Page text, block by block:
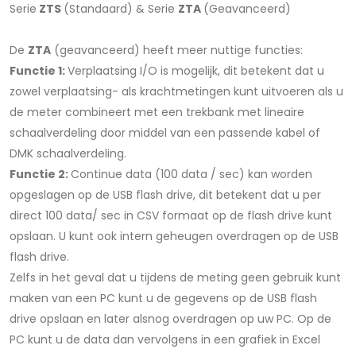
Serie ZTS (Standaard) & Serie ZTA (Geavanceerd)
De ZTA (geavanceerd) heeft meer nuttige functies:
Functie 1:Verplaatsing I/O is mogelijk, dit betekent dat u
zowel verplaatsing- als krachtmetingen kunt uitvoeren als u
de meter combineert met een trekbank met lineaire
schaalverdeling door middel van een passende kabel of
DMK schaalverdeling.
Functie 2:Continue data (100 data / sec) kan worden
opgeslagen op de USB flash drive, dit betekent dat u per
direct 100 data/ sec in CSV formaat op de flash drive kunt
opslaan. U kunt ook intern geheugen overdragen op de USB
flash drive.
Zelfs in het geval dat u tijdens de meting geen gebruik kunt
maken van een PC kunt u de gegevens op de USB flash
drive opslaan en later alsnog overdragen op uw PC. Op de
PC kunt u de data dan vervolgens in een grafiek in Excel